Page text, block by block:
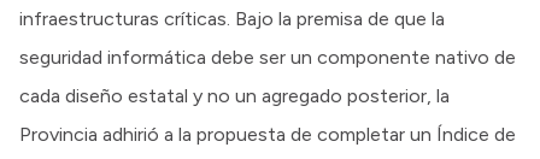
infraestructuras críticas. Bajo la premisa de que la
seguridad informática debe ser un componente nativo de
cada diseño estatal y no un agregado posterior, la
Provincia adhirió a la propuesta de completar un Índice de